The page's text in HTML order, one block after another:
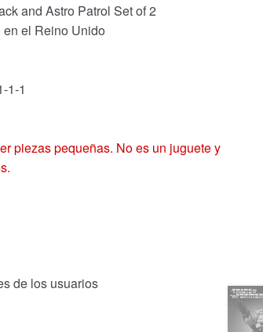
and Astro Patrol Set of 2
el Reino Unido
1-1
piezas pequeñas. No es un juguete y
de los usuarios